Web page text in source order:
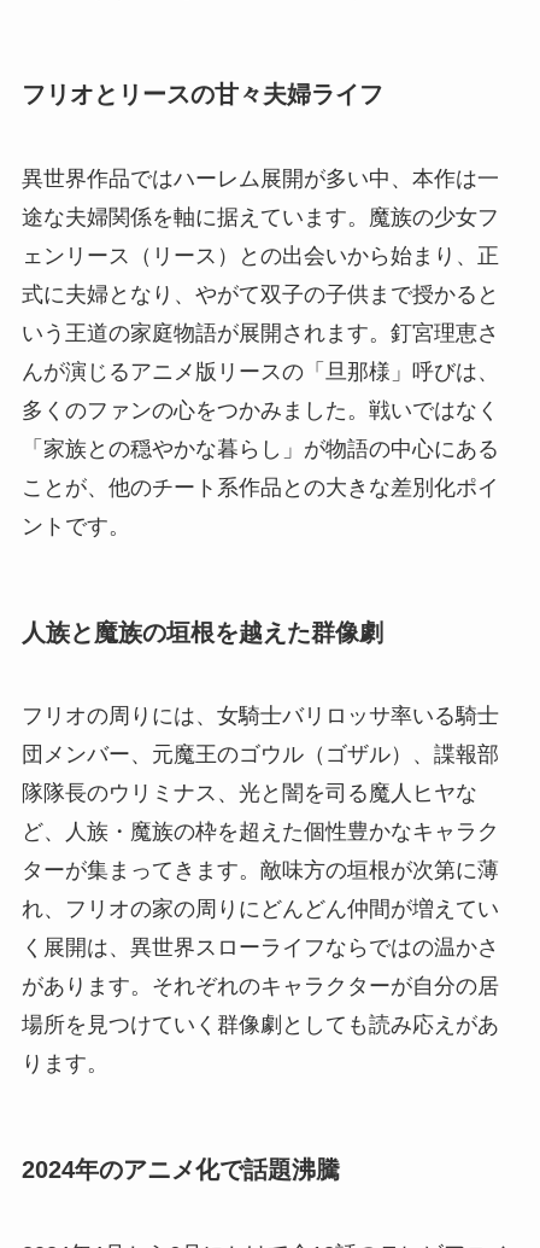
フリオとリースの甘々夫婦ライフ
異世界作品ではハーレム展開が多い中、本作は一
途な夫婦関係を軸に据えています。魔族の少女フ
ェンリース（リース）との出会いから始まり、正
式に夫婦となり、やがて双子の子供まで授かると
いう王道の家庭物語が展開されます。釘宮理恵さ
んが演じるアニメ版リースの「旦那様」呼びは、
多くのファンの心をつかみました。戦いではなく
「家族との穏やかな暮らし」が物語の中心にある
ことが、他のチート系作品との大きな差別化ポイ
ントです。
人族と魔族の垣根を越えた群像劇
フリオの周りには、女騎士バリロッサ率いる騎士
団メンバー、元魔王のゴウル（ゴザル）、諜報部
隊隊長のウリミナス、光と闇を司る魔人ヒヤな
ど、人族・魔族の枠を超えた個性豊かなキャラク
ターが集まってきます。敵味方の垣根が次第に薄
れ、フリオの家の周りにどんどん仲間が増えてい
く展開は、異世界スローライフならではの温かさ
があります。それぞれのキャラクターが自分の居
場所を見つけていく群像劇としても読み応えがあ
ります。
2024年のアニメ化で話題沸騰